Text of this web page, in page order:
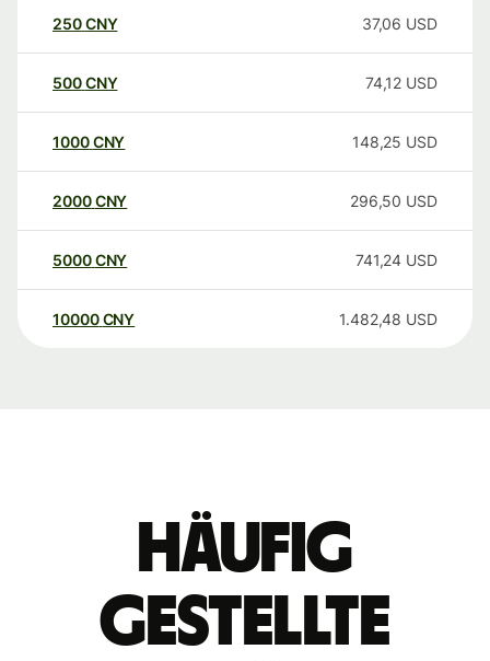
250CNY 37,06 USD
500CNY 74,12 USD
1000CNY 148,25 USD
2000CNY 296,50 USD
5000CNY 741,24 USD
10000 CNY 1.482,48 USD
Häufig
gestellte